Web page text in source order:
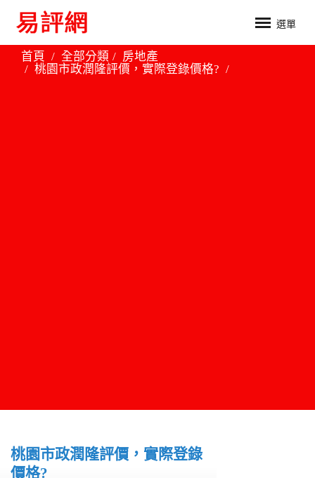
選單
首頁 全部分類
房地產
桃園市政潤隆評價，實際登錄價格?
桃園市政潤隆評價，實際登錄
價格?